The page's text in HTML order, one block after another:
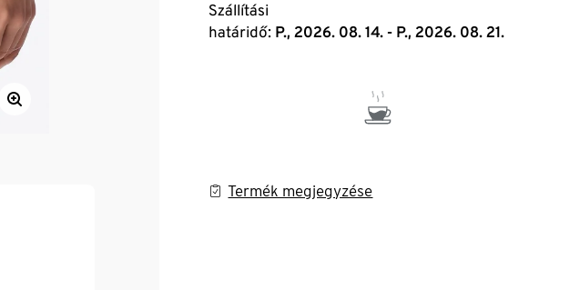
Szállítási
határidő: P., 2026. 08. 14. - P., 2026. 08. 21.
Termék megjegyzése